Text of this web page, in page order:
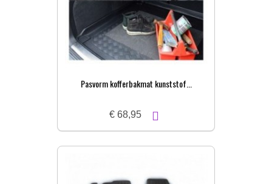
Pasvorm kofferbakmat kunststof...
€ 68,95